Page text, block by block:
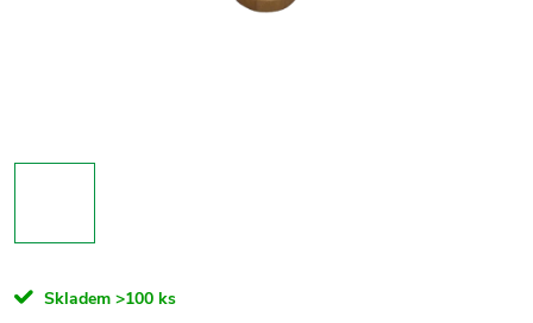
Skladem >100 ks